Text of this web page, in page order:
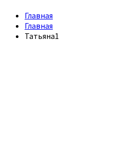
Главная
Главная
Татьяна1